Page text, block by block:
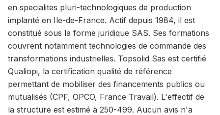
en specialites pluri-technologiques de production
implanté en Ile-de-France. Actif depuis 1984, il est
constitué sous la forme juridique SAS. Ses formations
couvrent notamment technologies de commande des
transformations industrielles. Topsolid Sas est certifié
Qualiopi, la certification qualité de référence
permettant de mobiliser des financements publics ou
mutualisés (CPF, OPCO, France Travail). L'effectif de
la structure est estimé à 250-499. Aucun avis n'a